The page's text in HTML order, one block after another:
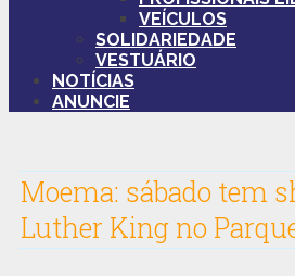
VEÍCULOS
SOLIDARIEDADE
VESTUÁRIO
NOTÍCIAS
ANUNCIE
Moema: sábado tem
Luther King no